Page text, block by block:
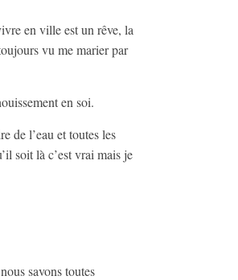
en ville est un rêve, la
vu me marier par
en soi.
de l’eau et toutes les
soit là c’est vrai mais je
savons toutes